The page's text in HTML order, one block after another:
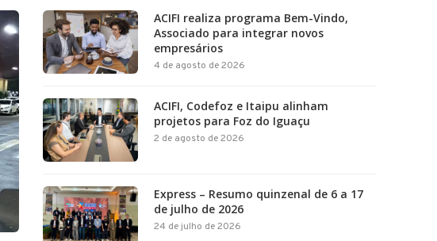
ACIFI realiza programa Bem-Vindo,
Associado para integrar novos
empresários
4 de agosto de 2026
ACIFI, Codefoz e Itaipu alinham
projetos para Foz do Iguaçu
2 de agosto de 2026
Express – Resumo quinzenal de 6 a 17
de julho de 2026
24 de julho de 2026